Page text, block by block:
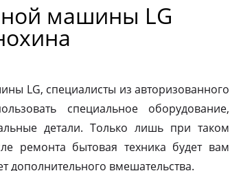
машины LG
LG, специалисты из авторизованного
специальное оборудование,
детали. Только лишь при таком
ремонта бытовая техника будет вам
дополнительного вмешательства.